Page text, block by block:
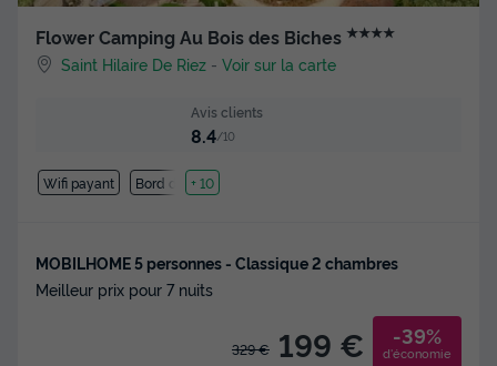
Flower Camping Au Bois des Biches ★★★★
Saint Hilaire De Riez -Voir sur la carte
Avis clients
8.4/10
Wifi payant Bord de mer
+ 10
MOBILHOME 5 personnes - Classique 2 chambres
Meilleur prix pour 7 nuits
329 € 199 € -39%
d'économie